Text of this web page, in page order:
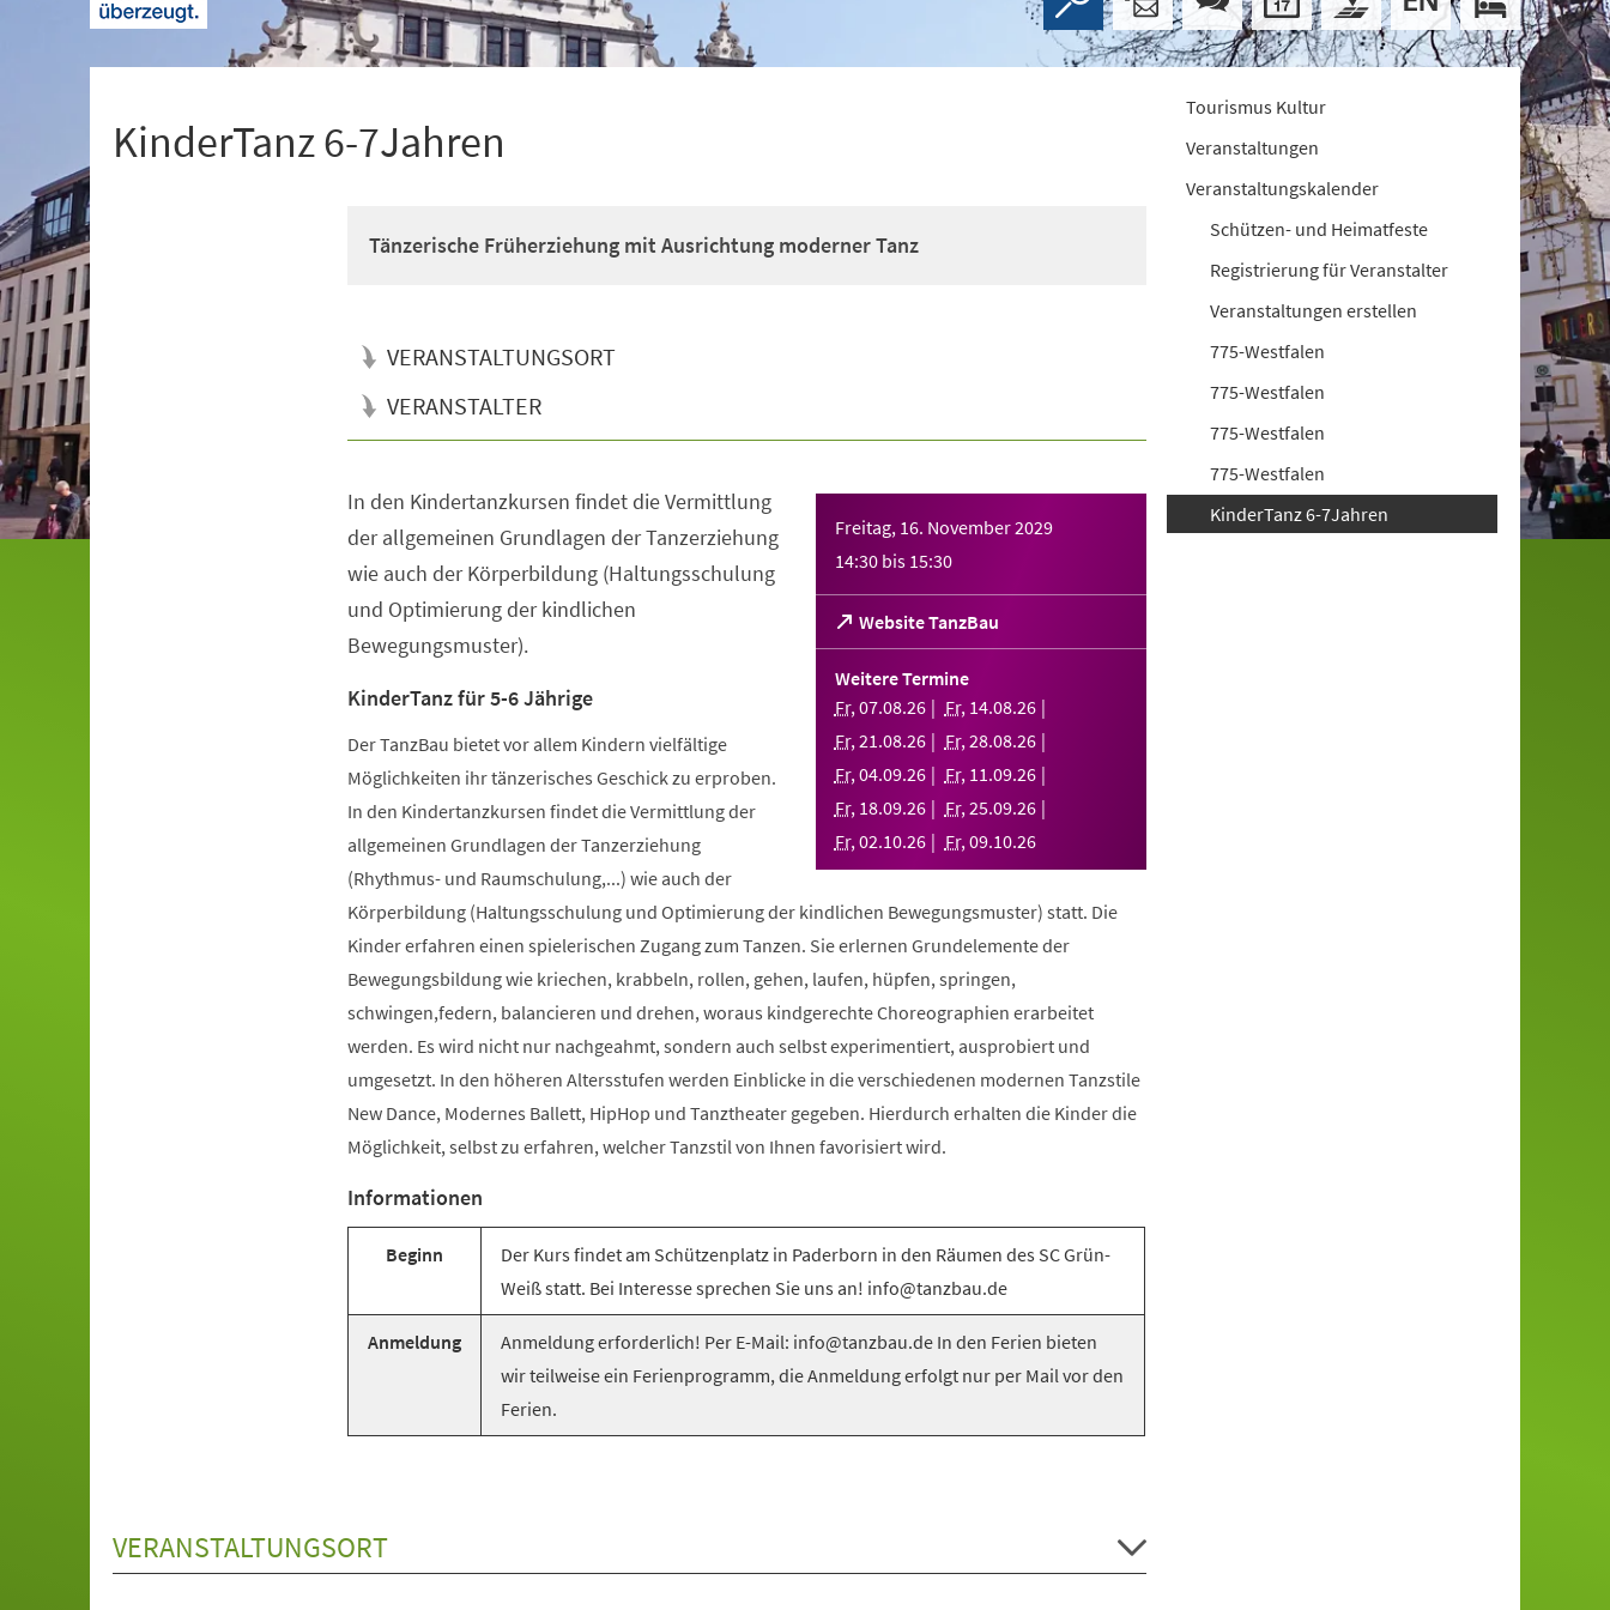
KinderTanz 6-7Jahren
Tänzerische Früherziehung mit Ausrichtung moderner Tanz
VERANSTALTUNGSORT
VERANSTALTER
Freitag, 16. November 2029
14:30 bis 15:30
Website TanzBau
(Öffnet
in
einem
Tab)
Weitere Termine
Fr,07.08.26 Fr, 14.08.26
Fr,21.08.26 Fr,28.08.26
Fr,04.09.26 Fr, 11.09.26
Fr, 18.09.26 Fr,25.09.26
Fr,02.10.26 Fr,09.10.26
In den Kindertanzkursen findet die Vermittlung
der allgemeinen Grundlagen der Tanzerziehung
wie auch der Körperbildung (Haltungsschulung
und Optimierung der kindlichen
Bewegungsmuster).
KinderTanz für 5-6 Jährige
Der TanzBau bietet vor allem Kindern vielfältige
Möglichkeiten ihr tänzerisches Geschick zu erproben.
In den Kindertanzkursen findet die Vermittlung der
allgemeinen Grundlagen der Tanzerziehung
(Rhythmus- und Raumschulung,...) wie auch der
Körperbildung (Haltungsschulung und Optimierung der kindlichen Bewegungsmuster) statt. Die
Kinder erfahren einen spielerischen Zugang zum Tanzen. Sie erlernen Grundelemente der
Bewegungsbildung wie kriechen, krabbeln, rollen, gehen, laufen, hüpfen, springen,
schwingen,federn, balancieren und drehen, woraus kindgerechte Choreographien erarbeitet
werden. Es wird nicht nur nachgeahmt, sondern auch selbst experimentiert, ausprobiert und
umgesetzt. In den höheren Altersstufen werden Einblicke in die verschiedenen modernen Tanzstile
New Dance, Modernes Ballett, HipHop und Tanztheater gegeben. Hierdurch erhalten die Kinder die
Möglichkeit, selbst zu erfahren, welcher Tanzstil von Ihnen favorisiert wird.
Informationen
Beginn
Der Kurs findet am Schützenplatz in Paderborn in den Räumen des SC Grün-
Weiß statt. Bei Interesse sprechen Sie uns an! info@tanzbau.de
Anmeldung
Anmeldung erforderlich! Per E-Mail: info@tanzbau.de In den Ferien bieten
wir teilweise ein Ferienprogramm, die Anmeldung erfolgt nur per Mail vor den
Ferien.
VERANSTALTUNGSORT
Tourismus Kultur
Veranstaltungen
Veranstaltungskalender
Schützen- und Heimatfeste
Registrierung für Veranstalter
Veranstaltungen erstellen
775-Westfalen
775-Westfalen
775-Westfalen
775-Westfalen
KinderTanz 6-7Jahren